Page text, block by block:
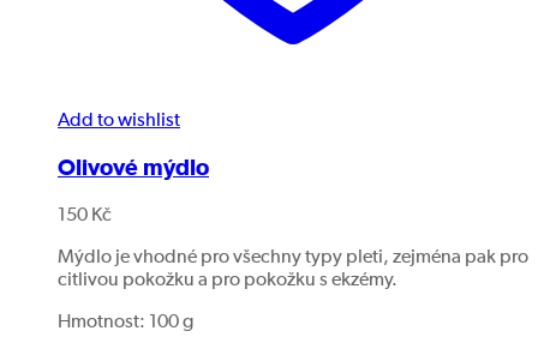
Add to wishlist
Olivové mýdlo
150 Kč
Mýdlo je vhodné pro všechny typy pleti, zejména pak pro
citlivou pokožku a pro pokožku s ekzémy.
Hmotnost: 100 g